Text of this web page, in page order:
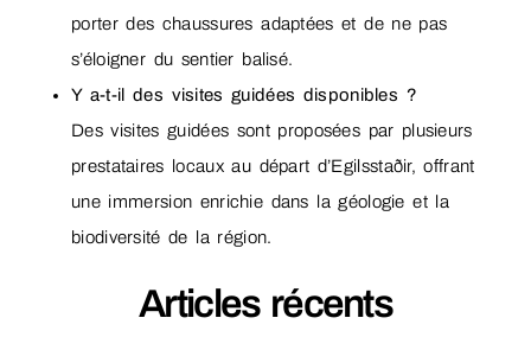
porter des chaussures adaptées et de ne pas
s’éloigner du sentier balisé.
Y a-t-il des visites guidées disponibles ?
Des visites guidées sont proposées par plusieurs
prestataires locaux au départ d’Egilsstaðir, offrant
une immersion enrichie dans la géologie et la
biodiversité de la région.
Articles récents